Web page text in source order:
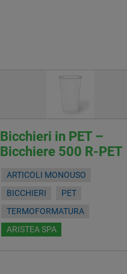
Bicchieri in PET –
Bicchiere 500 R-PET
ARTICOLI MONOUSO
BICCHIERI
PET
TERMOFORMATURA
ARISTEA SPA